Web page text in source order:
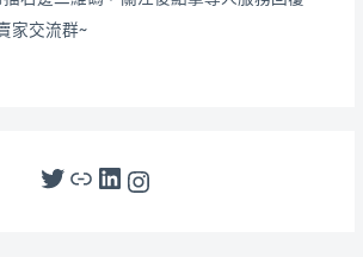
家交流群~